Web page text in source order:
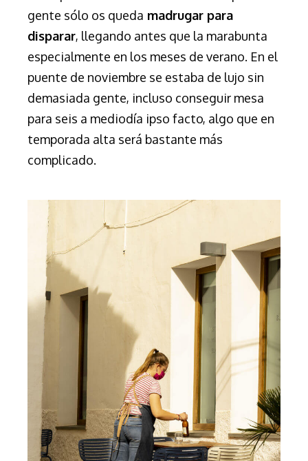
gente sólo os queda madrugar para
disparar, llegando antes que la marabunta
especialmente en los meses de verano. En el
puente de noviembre se estaba de lujo sin
demasiada gente, incluso conseguir mesa
para seis a mediodía ipso facto, algo que en
temporada alta será bastante más
complicado.